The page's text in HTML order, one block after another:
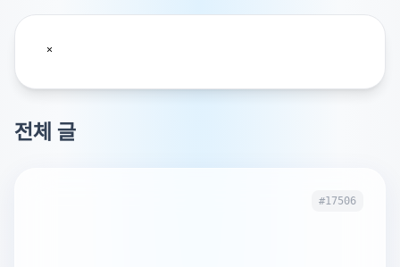
전체 글
#17506